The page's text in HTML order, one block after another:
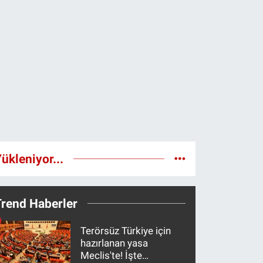
Haberler
Terörsüz Türkiye için
hazırlanan yasa
Meclis'te! İşte